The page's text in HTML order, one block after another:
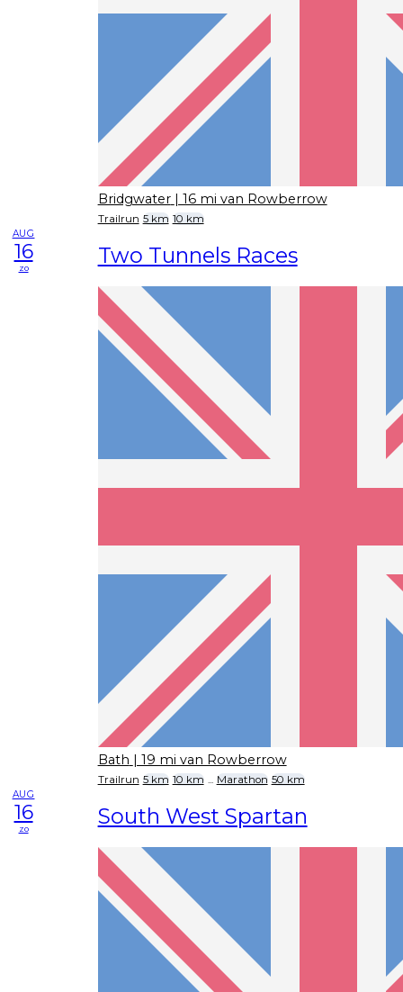
Bridgwater | 16 mi van Rowberrow
Trailrun 5 km 10 km
AUG
16
zo Two Tunnels Races
Bath | 19 mi van Rowberrow
Trailrun 5 km 10 km ... Marathon 50 km
AUG
16
zo South West Spartan